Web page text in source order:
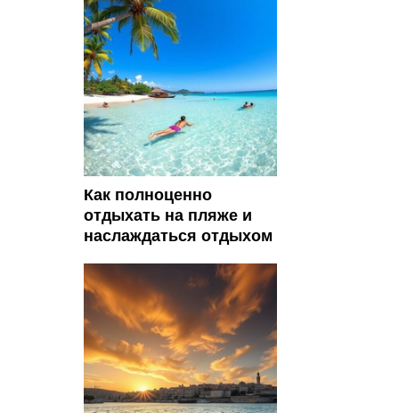
Как полноценно
отдыхать на пляже и
наслаждаться отдыхом